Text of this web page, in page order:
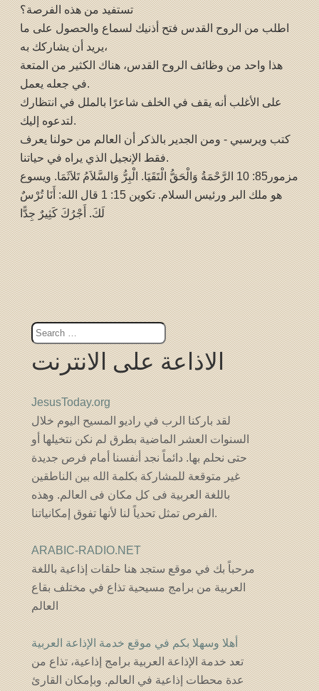
تستفيد من هذه الفرصة؟
اطلب من الروح القدس فتح أذنيك لسماع والحصول على ما
يريد أن يشاركك به،
هذا واحد من وظائف الروح القدس، هناك الكثير من المتعة
في جعله يعمل.
على الأغلب أنه يقف في الخلف شاعرًا بالملل في انتظارك
لتدعوه إليك.
كتب ويرسبي - ومن الجدير بالذكر أن العالم من حولنا يعرف
فقط الإنجيل الذي يراه في حياتنا.
مزمور85: 10 الرَّحْمَةُ وَالْحَقُّ الْتَقَيَا. الْبِرُّ وَالسَّلاَمُ تَلاَثَمَا. ويسوع
هو ملك البر ورئيس السلام. تكوين 15: 1 قال الله: أَنَا تُرْسٌ
لَكَ. أَجْرُكَ كَثِيرٌ جِدًّا
الاذاعة على الانترنت
JesusToday.org
لقد باركنا الرب في راديو المسيح اليوم خلال
السنوات العشر الماضية بطرق لم نكن نتخيلها أو
حتى نحلم بها. دائماً نجد أنفسنا أمام فرص جديدة
غير متوقعة للمشاركة بكلمة الله بين الناطقين
باللغة العربية فى كل مكان فى العالم. وهذه
الفرص تمثل تحدياً لنا لأنها تفوق إمكانياتنا.
ARABIC-RADIO.NET
مرحباً بك في موقع ستجد هنا حلقات إذاعية باللغة
العربية من برامج مسيحية تذاع في مختلف بقاع
العالم
أهلا وسهلا بكم في موقع خدمة الإذاعة العربية
تعد خدمة الإذاعة العربية برامج إذاعية، تذاع من
عدة محطات إذاعية في العالم. وبإمكان القارئ